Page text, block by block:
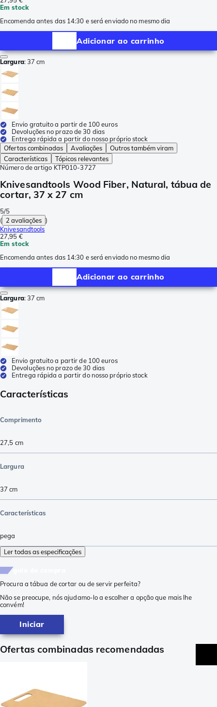
Em stock
Encomenda antes das 14:30 e será enviado no mesmo dia
Adicionar ao carrinho
Largura:37 cm
Envio gratuito a partir de 100 euros
Devoluções no prazo de 30 dias
Entrega rápida a partir do nosso próprio stock
Ofertas combinadas
Avaliações
Outros também viram
Características
Tópicos relevantes
Número de artigo KTP010-3727
Knivesandtools Wood Fiber, Natural, tábua de
cortar, 37 x 27 cm
5/5
( 2 avaliações )
Knivesandtools
27,95 €
Em stock
Encomenda antes das 14:30 e será enviado no mesmo dia
Adicionar ao carrinho
Largura:37 cm
Envio gratuito a partir de 100 euros
Devoluções no prazo de 30 dias
Entrega rápida a partir do nosso próprio stock
Características
Comprimento
27,5 cm
Largura
37 cm
Características
pega
Ler todas as especificações
Procura a tábua de cortar ou de servir perfeita?
Não se preocupe, nós ajudamo-lo a escolher a opção que mais lhe
convém!
Iniciar
Ofertas combinadas recomendadas